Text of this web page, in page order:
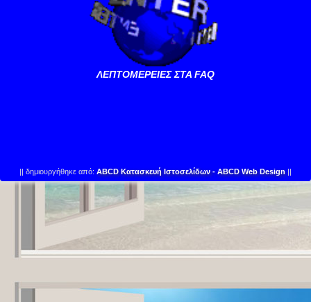
ΛΕΠΤΟΜΕΡΕΙΕΣ ΣΤΑ FAQ
|| δημιουργήθηκε από: ABCD Κατασκευή Ιστοσελίδων - ABCD Web Design||